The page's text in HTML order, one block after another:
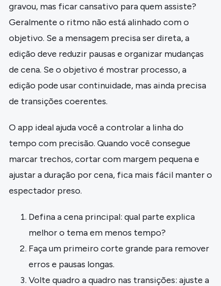
gravou, mas ficar cansativo para quem assiste?
Geralmente o ritmo não está alinhado com o
objetivo. Se a mensagem precisa ser direta, a
edição deve reduzir pausas e organizar mudanças
de cena. Se o objetivo é mostrar processo, a
edição pode usar continuidade, mas ainda precisa
de transições coerentes.
O app ideal ajuda você a controlar a linha do
tempo com precisão. Quando você consegue
marcar trechos, cortar com margem pequena e
ajustar a duração por cena, fica mais fácil manter o
espectador preso.
Defina a cena principal: qual parte explica
melhor o tema em menos tempo?
Faça um primeiro corte grande para remover
erros e pausas longas.
Volte quadro a quadro nas transições: ajuste a